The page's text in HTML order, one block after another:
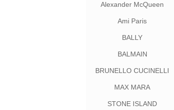
Alexander McQueen
Ami Paris
BALLY
BALMAIN
BRUNELLO CUCINELLI
MAX MARA
STONE ISLAND